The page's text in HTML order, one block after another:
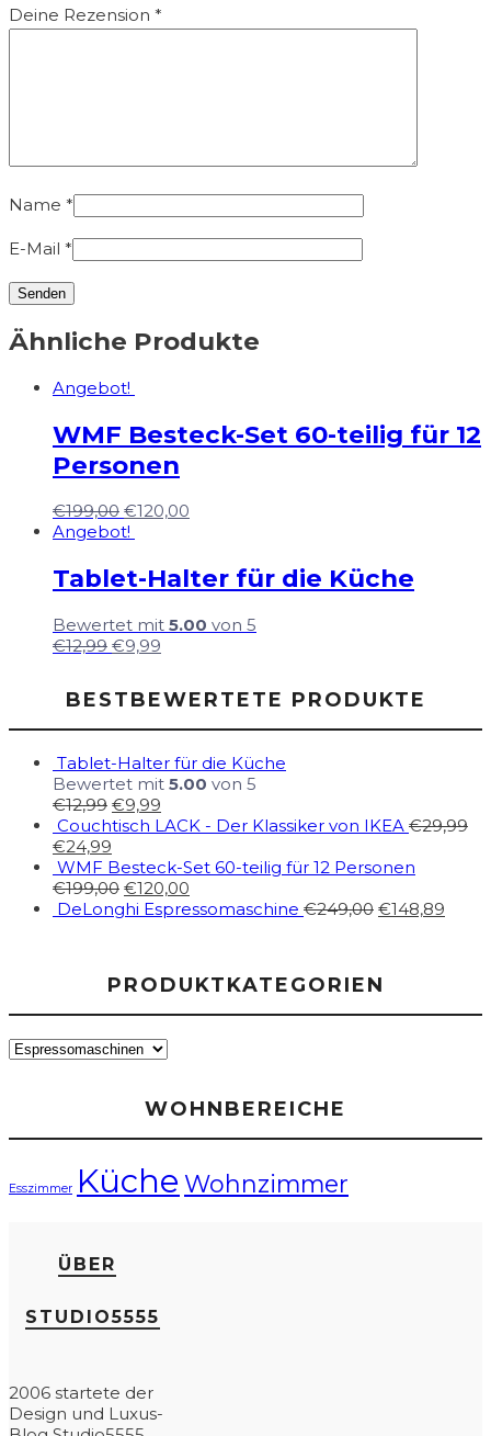
Deine Rezension *
Name *
E-Mail *
Ähnliche Produkte
Angebot!
WMF Besteck-Set 60-teilig für 12
Personen
€199,00 €120,00
Angebot!
Tablet-Halter für die Küche
Bewertet mit 5.00 von 5
€12,99 €9,99
BESTBEWERTETE PRODUKTE
Tablet-Halter für die Küche
Bewertet mit 5.00 von 5
€12,99 €9,99
Couchtisch LACK - Der Klassiker von IKEA €29,99
€24,99
WMF Besteck-Set 60-teilig für 12 Personen
€199,00 €120,00
DeLonghi Espressomaschine €249,00 €148,89
PRODUKTKATEGORIEN
WOHNBEREICHE
Esszimmer Küche Wohnzimmer
ÜBER
STUDIO5555
2006 startete der
Design und Luxus-